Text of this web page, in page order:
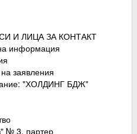
И ЛИЦА ЗА КОНТАКТ
информация
заявления
"ХОЛДИНГ БДЖ"
№ 3, партер